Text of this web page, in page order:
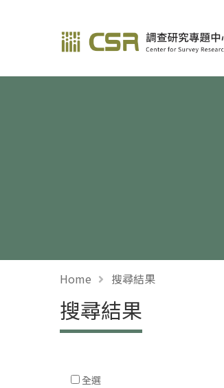
調查研究—方法
Home 搜尋結果
搜尋結果
全選